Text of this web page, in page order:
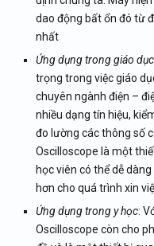
dao động bất ổn đó từ
nhất
Ứng dụng trong giáo dục
trọng trong việc giáo
chuyên ngành điện –
nhiều dạng tín hiệu,
đo lường các thông số
Oscilloscope là một
học viên có thể dễ
hơn cho quá trình xin
Ứng dụng trong y học:
Oscilloscope còn cho